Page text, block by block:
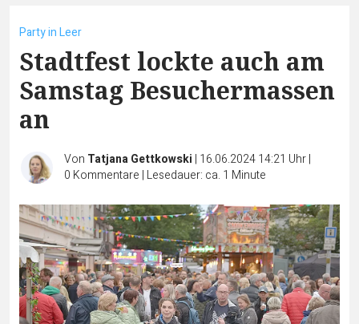
Party in Leer
Stadtfest lockte auch am
Samstag Besuchermassen
an
Von Tatjana Gettkowski | 16.06.2024 14:21 Uhr|
0 Kommentare | Lesedauer: ca. 1 Minute